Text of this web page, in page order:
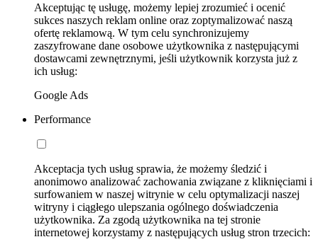
Akceptując tę usługę, możemy lepiej zrozumieć i ocenić
sukces naszych reklam online oraz zoptymalizować naszą
ofertę reklamową. W tym celu synchronizujemy
zaszyfrowane dane osobowe użytkownika z następującymi
dostawcami zewnętrznymi, jeśli użytkownik korzysta już z
ich usług:
Google Ads
Performance
Akceptacja tych usług sprawia, że możemy śledzić i
anonimowo analizować zachowania związane z kliknięciami i
surfowaniem w naszej witrynie w celu optymalizacji naszej
witryny i ciągłego ulepszania ogólnego doświadczenia
użytkownika. Za zgodą użytkownika na tej stronie
internetowej korzystamy z następujących usług stron trzecich: